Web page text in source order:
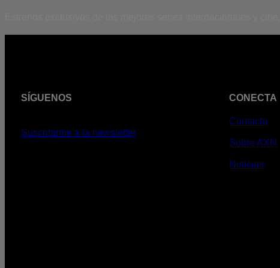
SÍGUENOS
Suscribirme a la newsletter
CONECTA
Contacto
Sobre AXN
Noticias